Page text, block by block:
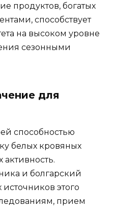
продуктов, богатых
способствует
на высоком уровне
сезонными
для
способностью
белых кровяных
активность.
и болгарский
этого
прием